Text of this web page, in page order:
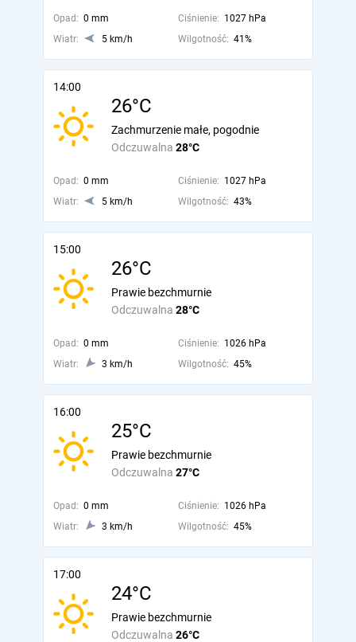
Opad: 0 mm Ciśnienie: 1027 hPa
Wiatr:
5 km/h Wilgotność: 41%
14:00
26°C
Odczuwalna 28°C
Zachmurzenie małe, pogodnie
Opad: 0 mm Ciśnienie: 1027 hPa
Wiatr:
5 km/h Wilgotność: 43%
15:00
26°C
Odczuwalna 28°C
Prawie bezchmurnie
Opad: 0 mm Ciśnienie: 1026 hPa
Wiatr:
3 km/h Wilgotność: 45%
16:00
25°C
Odczuwalna 27°C
Prawie bezchmurnie
Opad: 0 mm Ciśnienie: 1026 hPa
Wiatr:
3 km/h Wilgotność: 45%
17:00
24°C
Odczuwalna 26°C
Prawie bezchmurnie